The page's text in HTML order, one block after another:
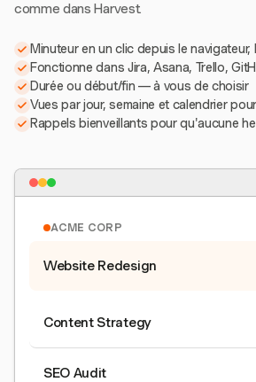
comme dans Harvest.
Minuteur en un clic depuis le navigateur,
Fonctionne dans Jira, Asana, Trello,
Durée ou début/fin — à vous de choisir
Vues par jour, semaine et calendrier
Rappels bienveillants pour qu'aucune
ACME CORP
Website Redesign
Content Strategy
SEO Audit